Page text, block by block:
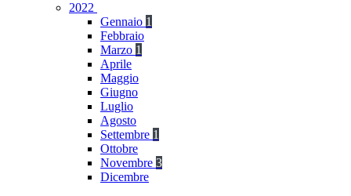
2022
Gennaio 1
Febbraio
Marzo 1
Aprile
Maggio
Giugno
Luglio
Agosto
Settembre 1
Ottobre
Novembre 3
Dicembre